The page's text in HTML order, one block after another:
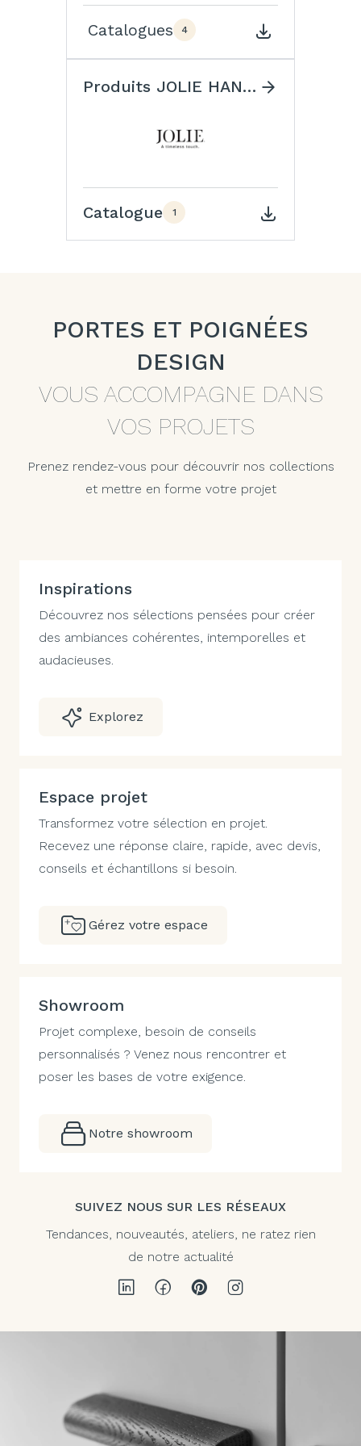
Catalogues 4
Produits JOLIE HANDLES
Catalogue 1
PORTES ET POIGNÉES
DESIGN
VOUS ACCOMPAGNE DANS
VOS PROJETS
Prenez rendez-vous pour découvrir nos collections
et mettre en forme votre projet
Inspirations
Découvrez nos sélections pensées pour créer
des ambiances cohérentes, intemporelles et
audacieuses.
Explorez
Espace projet
Transformez votre sélection en projet.
Recevez une réponse claire, rapide, avec devis,
conseils et échantillons si besoin.
Gérez votre espace
Showroom
Projet complexe, besoin de conseils
personnalisés ? Venez nous rencontrer et
poser les bases de votre exigence.
Notre showroom
SUIVEZ NOUS SUR LES RÉSEAUX
Tendances, nouveautés, ateliers, ne ratez rien
de notre actualité